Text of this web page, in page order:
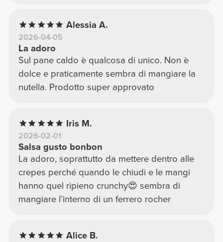
Alessia A.
2026-04-05
La adoro
Sul pane caldo è qualcosa di unico. Non è
dolce e praticamente sembra di mangiare la
nutella. Prodotto super approvato
Iris M.
2026-02-01
Salsa gusto bonbon
La adoro, soprattutto da mettere dentro alle
crepes perché quando le chiudi e le mangi
hanno quel ripieno crunchy😍 sembra di
mangiare l’interno di un ferrero rocher
Alice B.